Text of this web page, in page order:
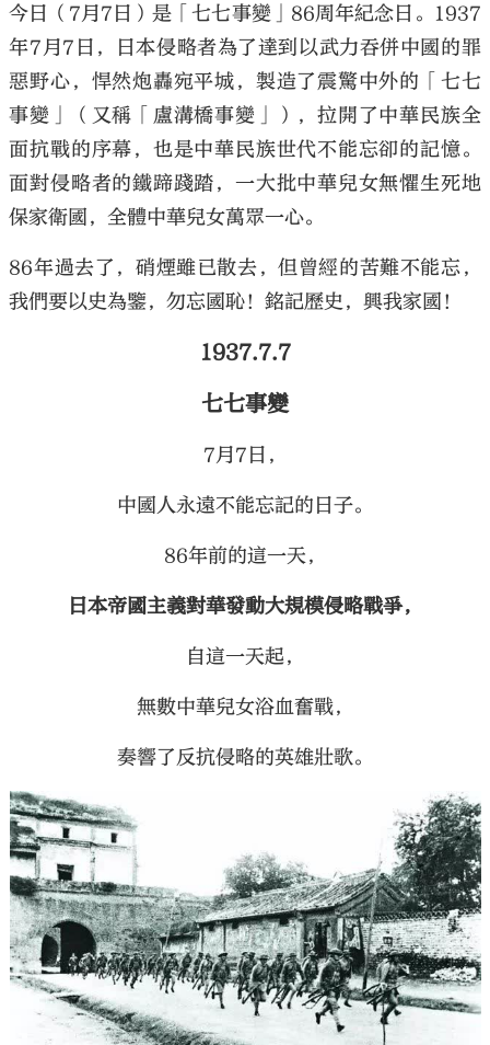
今日（7月7日）是「七七事變」86周年紀念日。1937
年7月7日，日本侵略者為了達到以武力吞併中國的罪
惡野心，悍然炮轟宛平城，製造了震驚中外的「七七
事變」（又稱「盧溝橋事變」），拉開了中華民族全
面抗戰的序幕，也是中華民族世代不能忘卻的記憶。
面對侵略者的鐵蹄踐踏，一大批中華兒女無懼生死地
保家衛國，全體中華兒女萬眾一心。
86年過去了，硝煙雖已散去，但曾經的苦難不能忘，
我們要以史為鑒，勿忘國恥！銘記歷史，興我家國！
1937.7.7
七七事變
7月7日，
中國人永遠不能忘記的日子。
86年前的這一天，
日本帝國主義對華發動大規模侵略戰爭，
自這一天起，
無數中華兒女浴血奮戰，
奏響了反抗侵略的英雄壯歌。